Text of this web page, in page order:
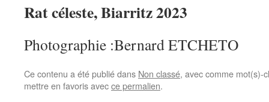
Rat céleste, Biarritz 2023
Photographie :Bernard ETCHETO
Ce contenu a été publié dans Non classé, avec comme mot(s)-
mettre en favoris avecce permalien.